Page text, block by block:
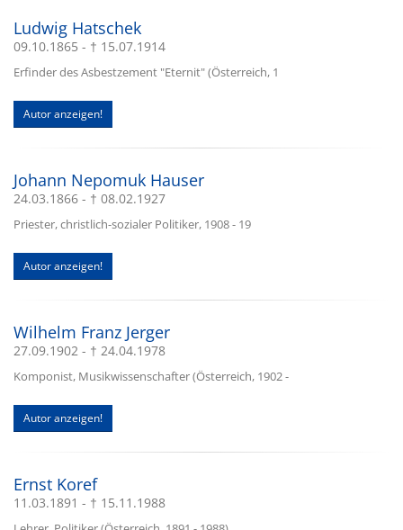
Ludwig Hatschek
09.10.1865 - † 15.07.1914
Erfinder des Asbestzement "Eternit" (Österreich, 1
Autor anzeigen!
Johann Nepomuk Hauser
24.03.1866 - † 08.02.1927
Priester, christlich-sozialer Politiker, 1908 - 19
Autor anzeigen!
Wilhelm Franz Jerger
27.09.1902 - † 24.04.1978
Komponist, Musikwissenschafter (Österreich, 1902 -
Autor anzeigen!
Ernst Koref
11.03.1891 - † 15.11.1988